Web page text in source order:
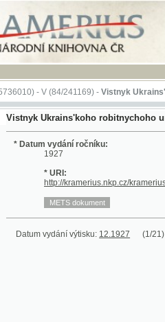
-V(84/241169) -Vistnyk Ukrains'koho
Ukrains'koho robitnychoho
* Datum vydání ročníku:
1927
* URI: